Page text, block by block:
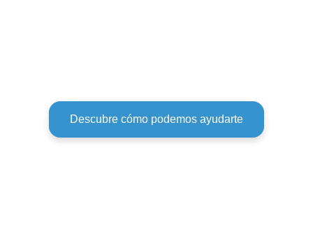
Descubre cómo podemos ayudarte